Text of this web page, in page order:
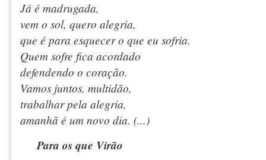
Já é madrugada,
vem o sol, quero alegria,
que é para esquecer o que eu sofria.
Quem sofre fica acordado
defendendo o coração.
Vamos juntos, multidão,
trabalhar pela alegria,
amanhã é um novo dia. (...)
Para os que Virão